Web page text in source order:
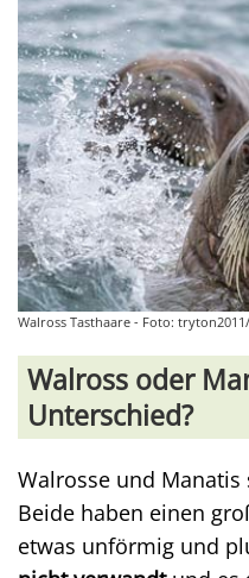
Walross Tasthaare - Foto:
Walross oder
Unterschied?
Walrosse und
Beide haben einen
etwas unförmig und